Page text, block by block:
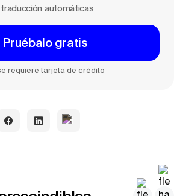
automáticas
Pruébalo gratis
requiere tarjeta de crédito